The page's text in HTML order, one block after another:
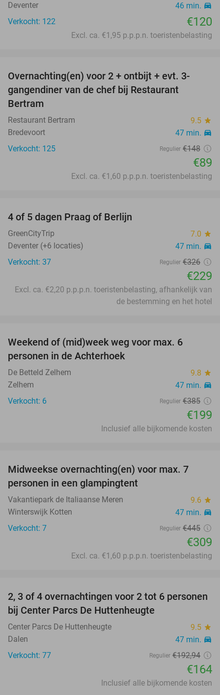
Deventer 46 min. directions_car
Verkocht: 122 €120
Excl. ca. €1,95 p.p.p.n. toeristenbelasting
Overnachting(en) voor 2 + ontbijt + evt. 3-
gangendiner van de chef bij Restaurant
Bertram
Restaurant Bertram 9.5 star
Bredevoort 47 min. directions_car
Verkocht: 125 Regulier €148
€89
Excl. ca. €1,60 p.p.p.n. toeristenbelasting
4 of 5 dagen Praag of Berlijn
GreenCityTrip 7.0 star
Deventer (+6 locaties) 47 min. directions_car
Verkocht: 37 Regulier €326
€229
Excl. ca. €2,20 p.p.p.n. toeristenbelasting, afhankelijk van
de bestemming en het hotel
Weekend of (mid)week weg voor max. 6
personen in de Achterhoek
De Betteld Zelhem 9.8 star
Zelhem 47 min. directions_car
Verkocht: 6 Regulier €385
€199
Inclusief alle bijkomende kosten
Midweekse overnachting(en) voor max. 7
personen in een glampingtent
Vakantiepark de Italiaanse Meren 9.6 star
Winterswijk Kotten 47 min. directions_car
Verkocht: 7 Regulier €445
€309
Excl. ca. €1,60 p.p.p.n. toeristenbelasting
15%
2, 3 of 4 overnachtingen voor 2 tot 6 personen
bij Center Parcs De Huttenheugte
Center Parcs De Huttenheugte 9.5 star
Dalen 47 min. directions_car
Verkocht: 77 Regulier €192,94
€164
Inclusief alle bijkomende kosten